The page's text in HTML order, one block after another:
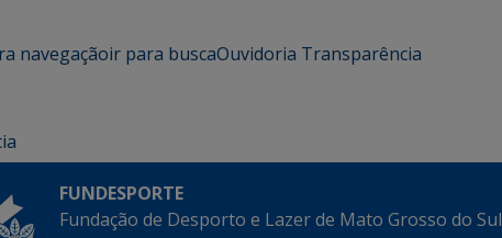
navegaçãoir para buscaOuvidoria Transparência
FUNDESPORTE
Fundação de Desporto e Lazer de Mato Grosso do Sul